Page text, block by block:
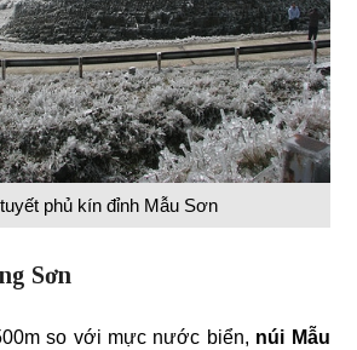
phủ kín đỉnh Mẫu Sơn
Sơn
so với mực nước biển, núi Mẫu